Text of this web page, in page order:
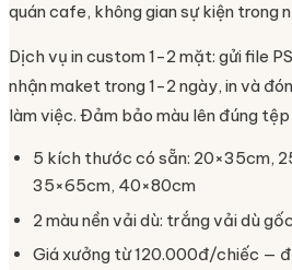
quán cafe, không gian sự kiện trong
Dịch vụ in custom 1-2 mặt: gửi file
nhận maket trong 1-2 ngày, in và
làm việc. Đảm bảo màu lên đúng
5 kích thước có sẵn: 20×35cm,
35×65cm, 40×80cm
2 màu nền vải dù: trắng vải dù
Giá xưởng từ 120.000đ/chiếc —